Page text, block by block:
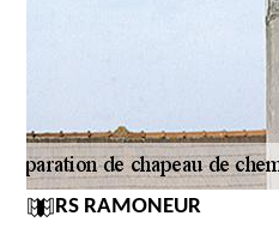
RS RAMONEUR